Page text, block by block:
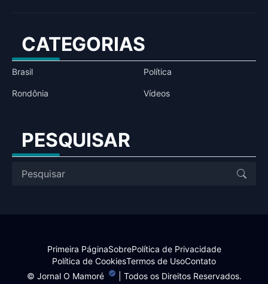
CATEGORIAS
Brasil Política
Rondônia Vídeos
PESQUISAR
© Jornal O Mamoré | Todos os Direitos Reservados.
Primeira PáginaSobrePolítica de Privacidade
Política de CookiesTermos de UsoContato